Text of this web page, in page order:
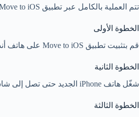
تتم العملية بالكامل عبر تطبيق Move to iOS الذي طورته Apple.
الخطوة الأولى
قم بتثبيت تطبيق Move to iOS على هاتف أندرويد.
الخطوة الثانية
شغّل هاتف iPhone الجديد حتى تصل إلى شاشة نقل البيانات من Android.
الخطوة الثالثة